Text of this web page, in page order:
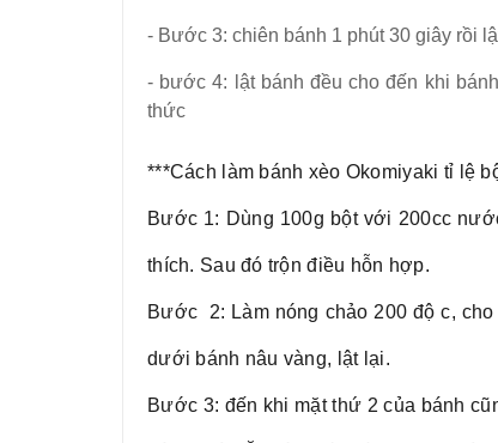
- Bước 3: chiên bánh 1 phút 30 giây rồi
- bước 4: lật bánh đều cho đến khi
thức
***Cách làm bánh xèo Okomiyaki tỉ lệ
Bước 1: Dùng 100g bột với 200cc
thích. Sau đó trộn điều hỗn hợp.
Bước 2: Làm nóng chảo 200 độ c,
dưới bánh nâu vàng, lật lại.
Bước 3: đến khi mặt thứ 2 của bánh